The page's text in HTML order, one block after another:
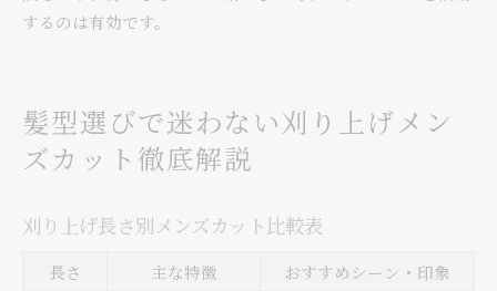
するのは有効です。
髪型選びで迷わない刈り上げメン
ズカット徹底解説
刈り上げ長さ別メンズカット比較表
長さ 主な特徴
おすすめシーン・印象